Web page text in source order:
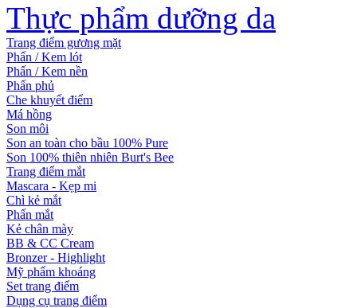
Thực phẩm dưỡng da
Trang điểm gương mặt
Phấn / Kem lót
Phấn / Kem nền
Phấn phủ
Che khuyết điểm
Má hồng
Son môi
Son an toàn cho bầu 100% Pure
Son 100% thiên nhiên Burt's Bee
Trang điểm mắt
Mascara - Kẹp mi
Chì kẻ mắt
Phấn mắt
Kẻ chân mày
BB & CC Cream
Bronzer - Highlight
Mỹ phẩm khoáng
Set trang điểm
Dụng cụ trang điểm